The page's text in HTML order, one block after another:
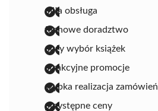
miła obsługa
fachowe doradztwo
duży wybór książek
atrakcyjne promocje
szybka realizacja zamówień
przystępne ceny